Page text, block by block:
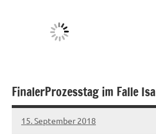
FinalerProzesstag im Falle Isa
15. September 2018
admin